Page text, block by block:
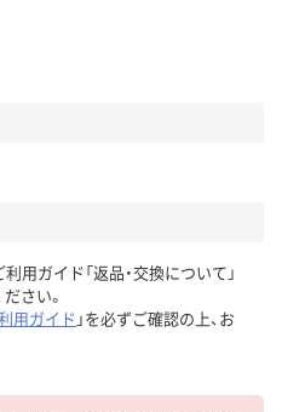
用ガイド「返品・交換について」
さい。
用ガイド 」を必ずご確認の上、お